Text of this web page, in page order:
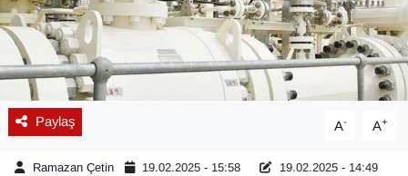
Paylaş A- A+
Ramazan Çetin 19.02.2025 - 15:58 19.02.2025 - 14:49
EĞİTİM
EKONOMİ
Eleman